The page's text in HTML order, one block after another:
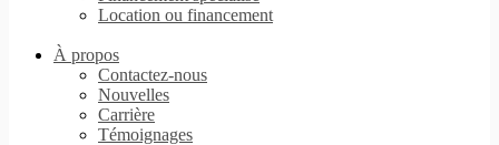
Location ou financement
À propos
Contactez-nous
Nouvelles
Carrière
Témoignages